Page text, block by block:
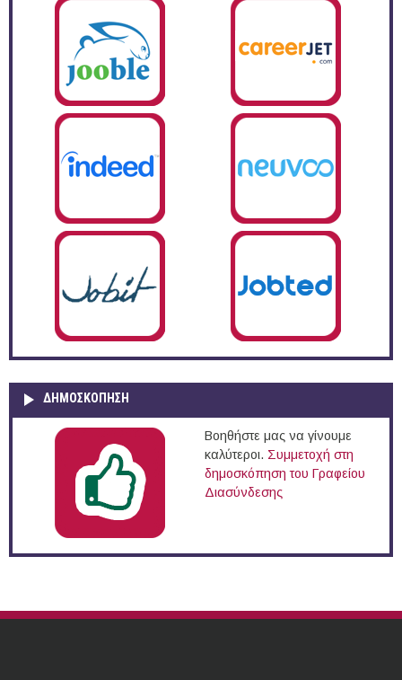
ΔΗΜΟΣΚΌΠΗΣΗ
Βοηθήστε μας να γίνουμε
καλύτεροι. Συμμετοχή στη
δημοσκόπηση του Γραφείου
Διασύνδεσης